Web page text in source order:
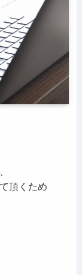
頂くため